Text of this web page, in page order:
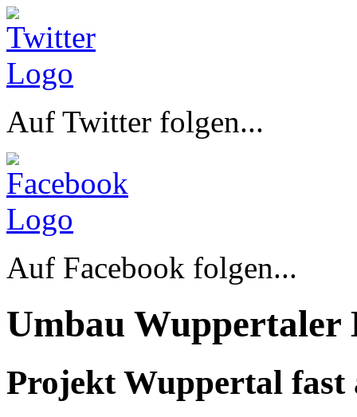
Auf Twitter folgen...
Auf Facebook folgen...
Umbau Wuppertaler
Projekt Wuppertal fast